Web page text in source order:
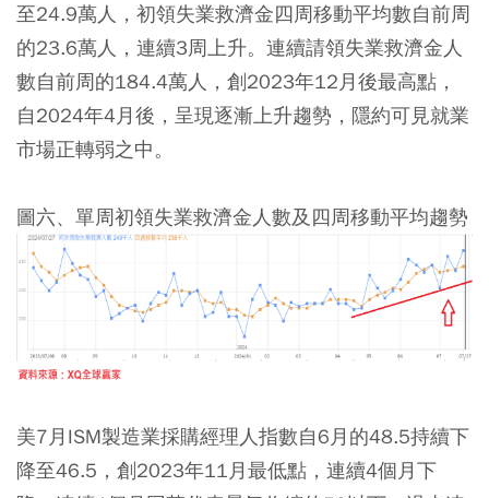
至24.9萬人，初領失業救濟金四周移動平均數自前周
的23.6萬人，連續3周上升。連續請領失業救濟金人
數自前周的184.4萬人，創2023年12月後最高點，
自2024年4月後，呈現逐漸上升趨勢，隱約可見就業
市場正轉弱之中。
圖六、單周初領失業救濟金人數及四周移動平均趨勢
美7月ISM製造業採購經理人指數自6月的48.5持續下
降至46.5，創2023年11月最低點，連續4個月下